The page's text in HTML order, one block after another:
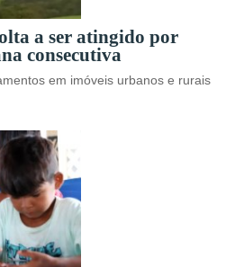
a ser atingido por
consecutiva
em imóveis urbanos e rurais